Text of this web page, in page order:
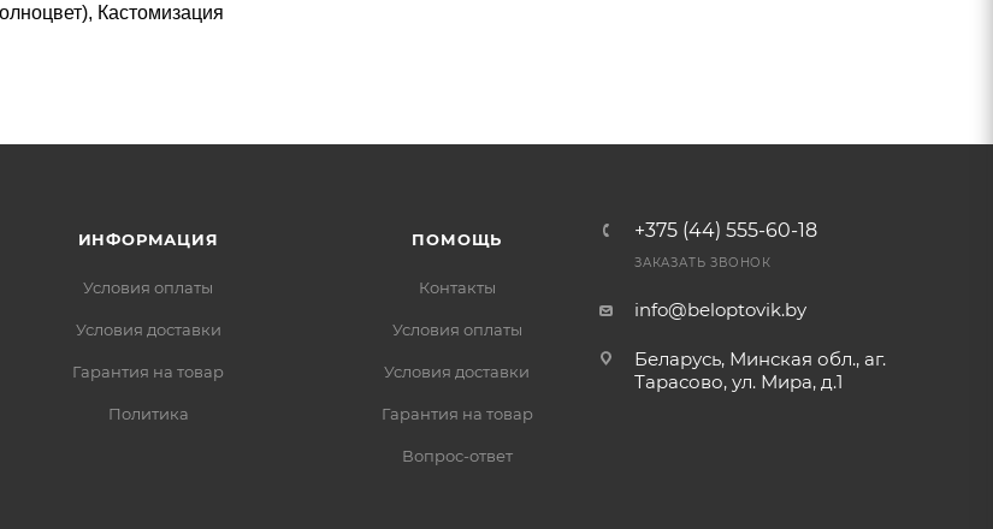
Кастомизация
ИНФОРМАЦИЯ
Условия оплаты
Условия доставки
Гарантия на товар
Политика
ПОМОЩЬ
Контакты
Условия оплаты
Условия доставки
Гарантия на товар
Вопрос-ответ
+375 (44) 555-60-18
ЗАКАЗАТЬ ЗВОНОК
info@beloptovik.by
Беларусь, Минская обл., аг.
Тарасово, ул. Мира, д.1